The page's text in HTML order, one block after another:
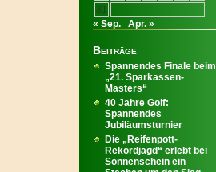
31
« Sep.
Apr. »
Beiträge
Spannendes Finale beim
„21. Sparkassen-
Masters“
40 Jahre Golf:
Spannendes
Jubiläumsturnier
Die „Reifenpott-
Rekordjagd“ erlebt bei
Sonnenschein ein